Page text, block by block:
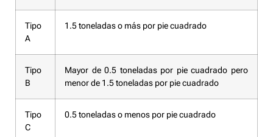
Tipo
A
1.5 toneladas o más por pie cuadrado
Tipo
B
Mayor de 0.5 toneladas por pie cuadrado pero
menor de 1.5 toneladas por pie cuadrado
Tipo
C
0.5 toneladas o menos por pie cuadrado